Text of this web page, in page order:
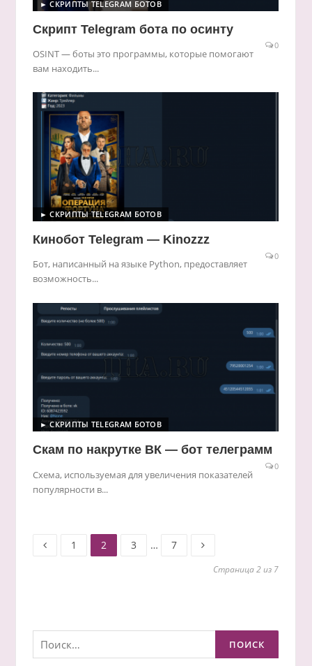
► СКРИПТЫ TELEGRAM БОТОВ
Скрипт Telegram бота по осинту
0
OSINT — боты это программы, которые помогают
вам находить...
► СКРИПТЫ TELEGRAM БОТОВ
Кинобот Telegram — Kinozzz
0
Бот, написанный на языке Python, предоставляет
возможность...
► СКРИПТЫ TELEGRAM БОТОВ
Скам по накрутке ВК — бот телеграмм
0
Схема, используемая для увеличения показателей
популярности в...
Пагинация
Старница
1 Старница
2 Старница
3 … Старница
7
Страница 2 из 7
Найти: